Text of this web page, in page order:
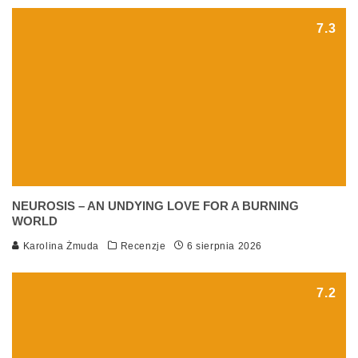
7.3
NEUROSIS – AN UNDYING LOVE FOR A BURNING
WORLD
Karolina Żmuda Recenzje 6 sierpnia 2026
7.2